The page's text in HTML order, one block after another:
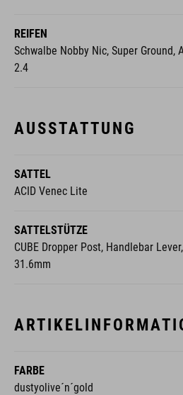
REIFEN
Schwalbe Nobby Nic, Super Ground,
2.4
AUSSTATTUNG
SATTEL
ACID Venec Lite
SATTELSTÜTZE
CUBE Dropper Post, Handlebar
31.6mm
FARBE
dustyolive´n´gold